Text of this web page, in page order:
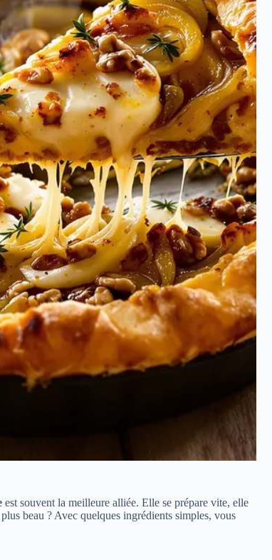
est souvent la meilleure alliée. Elle se prépare vite, elle
beau ? Avec quelques ingrédients simples, vous